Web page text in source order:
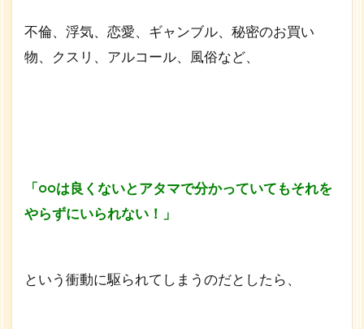
不倫、浮気、恋愛、ギャンブル、秘密のお買い
物、クスリ、アルコール、風俗など、
「○○は良くないとアタマで分かっていてもそれを
やらずにいられない！」
という衝動に駆られてしまうのだとしたら、